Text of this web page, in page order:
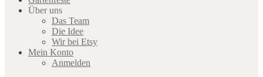
Über uns
Das Team
Die Idee
Wir bei Etsy
Mein Konto
Anmelden